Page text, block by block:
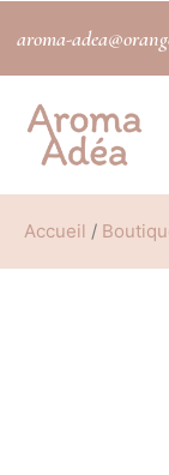
aroma-
Accueil /